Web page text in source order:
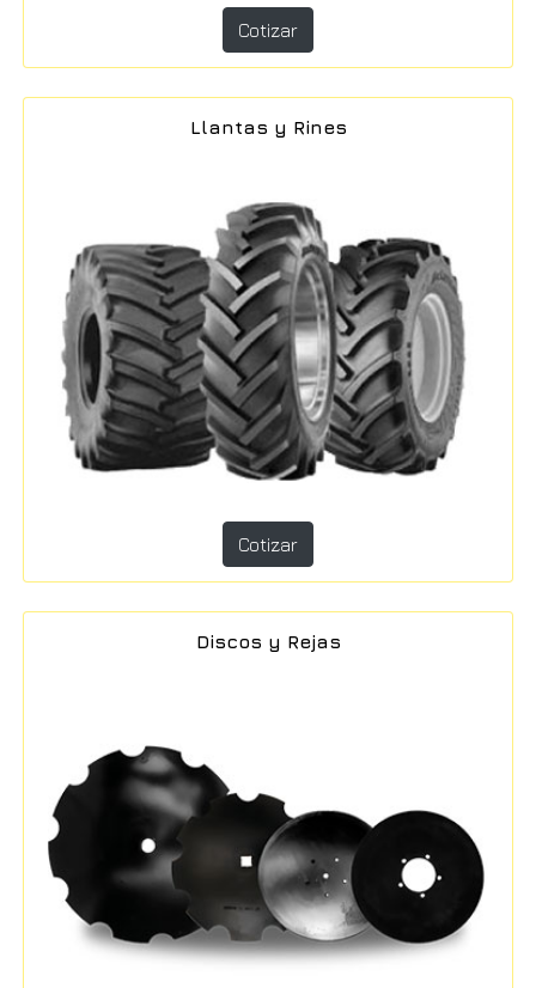
Cotizar
Llantas y Rines
Cotizar
Discos y Rejas